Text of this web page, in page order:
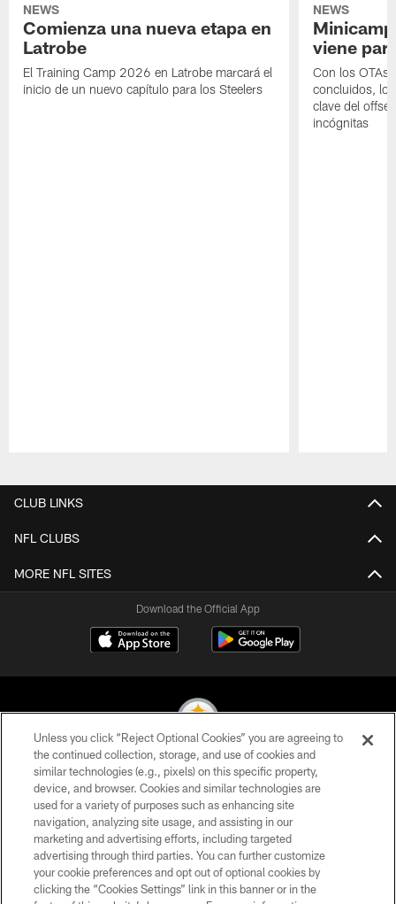
NEWS
Comienza una nueva etapa en
Latrobe
El Training Camp 2026 en Latrobe marcará el
inicio de un nuevo capítulo para los Steelers
NEWS
viene
Con los OTAs
concluidos,
clave del
incógnitas
CLUB LINKS
NFL CLUBS
MORE NFL SITES
Download the Official App
© 2026 Pittsburgh Steelers. All Rights Reserved
PRIVACY POLICY
TERMS OF USE
ACCESSIBILITY
CONTACT US
Unless you click “Reject Optional Cookies” you are agreeing to
the continued collection, storage, and use of cookies and
similar technologies (e.g., pixels) on this specific property,
device, and browser. Cookies and similar technologies are
used for a variety of purposes such as enhancing site
navigation, analyzing site usage, and assisting in our
marketing and advertising efforts, including targeted
advertising through third parties. You can further customize
your cookie preferences and opt out of optional cookies by
clicking the “Cookies Settings” link in this banner or in the